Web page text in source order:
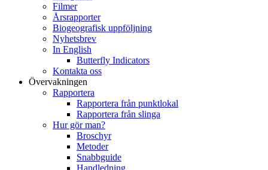
Filmer
Årsrapporter
Biogeografisk uppföljning
Nyhetsbrev
In English
Butterfly Indicators
Kontakta oss
Övervakningen
Rapportera
Rapportera från punktlokal
Rapportera från slinga
Hur gör man?
Broschyr
Metoder
Snabbguide
Handledning